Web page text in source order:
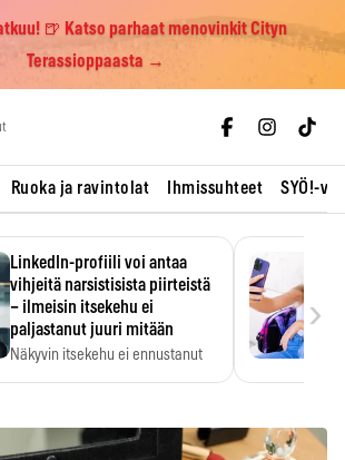
🍺 Katso parhaat menovinkit Cityn
Terassioppaasta →
Ruoka ja ravintolat Ihmissuhteet SYÖ!-
LinkedIn-profiili voi antaa
vihjeitä narsistisista piirteistä
– ilmeisin itsekehu ei
paljastanut juuri mitään
Näkyvin itsekehu ei ennustanut
›